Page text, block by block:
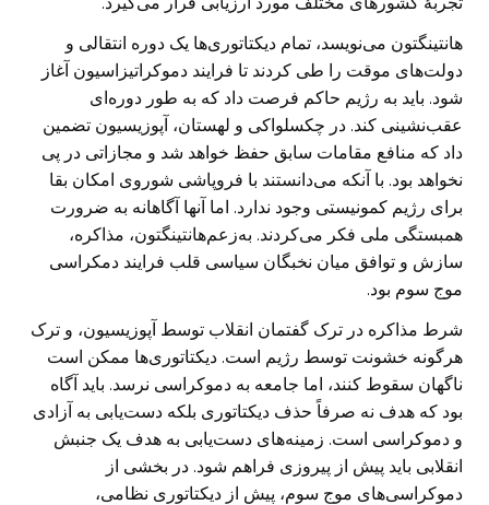
هانتینگتون می‌نویسد، تمام دیکتاتوری‌ها یک دوره انتقالی و
دولت‌های موقت را طی کردند تا فرایند دموکراتیزاسیون آغاز
شود. باید به رژیم حاکم فرصت داد که به طور دوره‌ای
عقب‌نشینی کند. در چکسلواکی و لهستان، آپوزیسیون تضمین
داد که منافع مقامات سابق حفظ خواهد شد و مجازاتی در پی
نخواهد بود. با آنکه می‌دانستند با فروپاشی شوروی امکان بقا
برای رژیم کمونیستی وجود ندارد. اما آنها آگاهانه به ضرورت
همبستگی ملی فکر می‌کردند. به‌زعم‌هانتینگتون، مذاکره،
سازش و توافق میان نخبگان سیاسی قلب فرایند دمکراسی
موج سوم بود.
شرط مذاکره در ترک گفتمان انقلاب توسط آپوزیسیون، و ترک
هرگونه خشونت توسط رژیم است. دیکتاتوری‌ها ممکن است
ناگهان سقوط کنند، اما جامعه به دموکراسی نرسد. باید آگاه
بود که هدف نه صرفاً حذف دیکتاتوری بلکه دست‌یابی به آزادی
و دموکراسی است. زمینه‌های دست‌یابی به هدف یک جنبش
انقلابی باید پیش از پیروزی فراهم شود. در بخشی از
دموکراسی‌های موج سوم، پیش از دیکتاتوری نظامی،